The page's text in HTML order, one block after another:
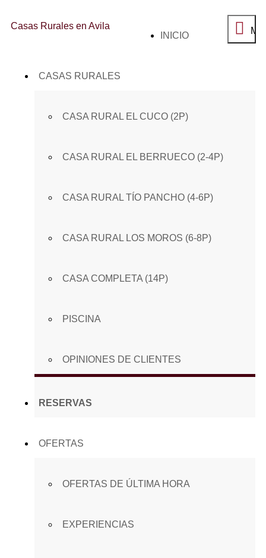
Casas Rurales en Avila
INICIO
CASAS RURALES
CASA RURAL EL CUCO (2P)
CASA RURAL EL BERRUECO (2-4P)
CASA RURAL TÍO PANCHO (4-6P)
CASA RURAL LOS MOROS (6-8P)
CASA COMPLETA (14P)
PISCINA
OPINIONES DE CLIENTES
RESERVAS
OFERTAS
OFERTAS DE ÚLTIMA HORA
EXPERIENCIAS